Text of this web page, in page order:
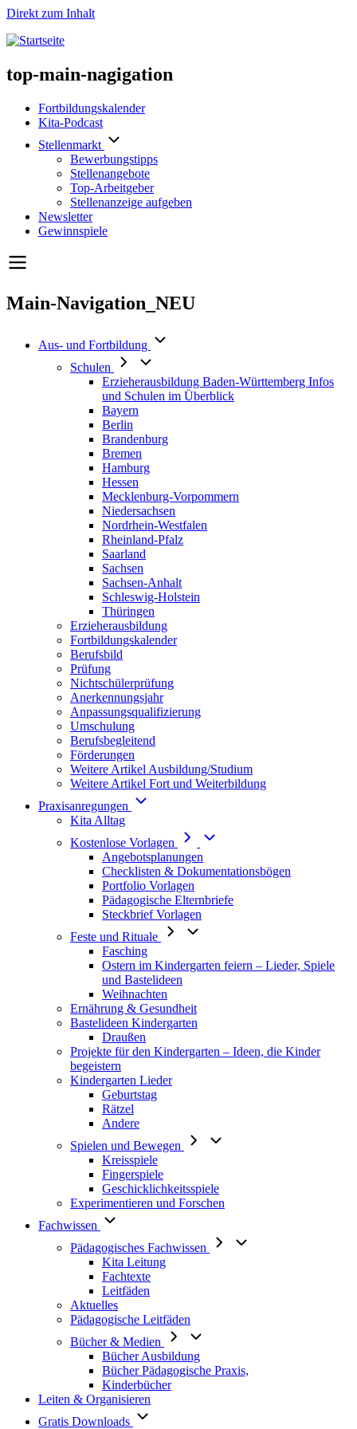
Direkt zum Inhalt
top-main-nagigation
Fortbildungskalender
Kita-Podcast
Stellenmarkt
Bewerbungstipps
Stellenangebote
Top-Arbeitgeber
Stellenanzeige aufgeben
Newsletter
Gewinnspiele
Main-Navigation_NEU
Aus- und Fortbildung
Schulen
Erzieherausbildung Baden-Württemberg Infos
und Schulen im Überblick
Bayern
Berlin
Brandenburg
Bremen
Hamburg
Hessen
Mecklenburg-Vorpommern
Niedersachsen
Nordrhein-Westfalen
Rheinland-Pfalz
Saarland
Sachsen
Sachsen-Anhalt
Schleswig-Holstein
Thüringen
Erzieherausbildung
Fortbildungskalender
Berufsbild
Prüfung
Nichtschülerprüfung
Anerkennungsjahr
Anpassungsqualifizierung
Umschulung
Berufsbegleitend
Förderungen
Weitere Artikel Ausbildung/Studium
Weitere Artikel Fort und Weiterbildung
Praxisanregungen
Kita Alltag
Kostenlose Vorlagen
Angebotsplanungen
Checklisten & Dokumentationsbögen
Portfolio Vorlagen
Pädagogische Elternbriefe
Steckbrief Vorlagen
Feste und Rituale
Fasching
Ostern im Kindergarten feiern – Lieder, Spiele
und Bastelideen
Weihnachten
Ernährung & Gesundheit
Bastelideen Kindergarten
Draußen
Projekte für den Kindergarten – Ideen, die Kinder
begeistern
Kindergarten Lieder
Geburtstag
Rätzel
Andere
Spielen und Bewegen
Kreisspiele
Fingerspiele
Geschicklichkeitsspiele
Experimentieren und Forschen
Fachwissen
Pädagogisches Fachwissen
Kita Leitung
Fachtexte
Leitfäden
Aktuelles
Pädagogische Leitfäden
Bücher & Medien
Bücher Ausbildung
Bücher Pädagogische Praxis,
Kinderbücher
Leiten & Organisieren
Gratis Downloads